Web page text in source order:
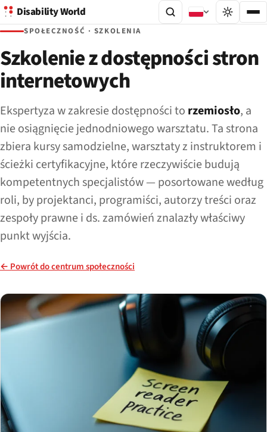
Disability World
SPOŁECZNOŚĆ · SZKOLENIA
Szkolenie z dostępności stron
internetowych
Ekspertyza w zakresie dostępności to rzemiosło, a
nie osiągnięcie jednodniowego warsztatu. Ta strona
zbiera kursy samodzielne, warsztaty z instruktorem i
ścieżki certyfikacyjne, które rzeczywiście budują
kompetentnych specjalistów — posortowane według
roli, by projektanci, programiści, autorzy treści oraz
zespoły prawne i ds. zamówień znalazły właściwy
punkt wyjścia.
← Powrót do centrum społeczności